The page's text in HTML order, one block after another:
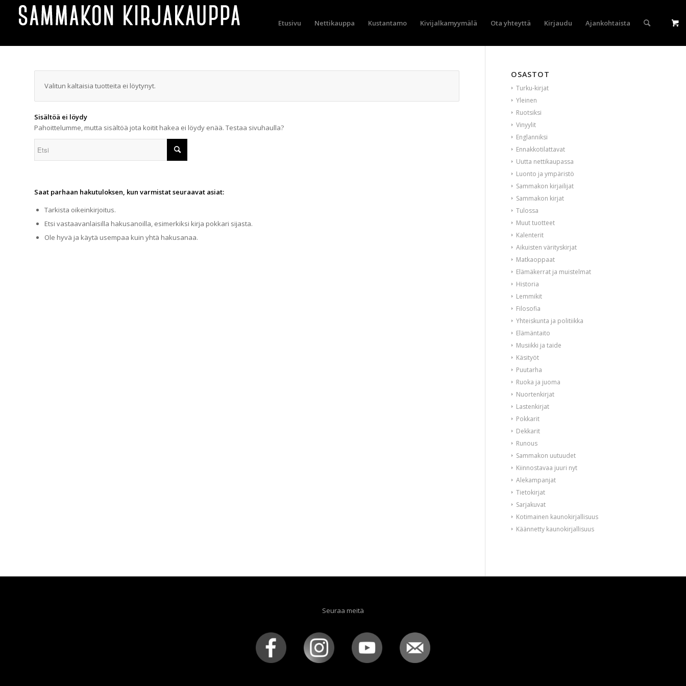
Etusivu Nettikauppa Kustantamo Kivijalkamyymälä Ota yhteyttä Kirjaudu Ajankohtaista
Valitun kaltaisia tuotteita ei löytynyt.
Sisältöä ei löydy
Pahoittelumme, mutta sisältöä jota koitit hakea ei löydy enää. Testaa sivuhaulla?
Saat parhaan hakutuloksen, kun varmistat seuraavat asiat:
Tarkista oikeinkirjoitus.
Etsi vastaavanlaisilla hakusanoilla, esimerkiksi kirja pokkari sijasta.
Ole hyvä ja käytä usempaa kuin yhtä hakusanaa.
OSASTOT
Turku-kirjat
Yleinen
Ruotsiksi
Vinyylit
Englanniksi
Ennakkotilattavat
Uutta nettikaupassa
Luonto ja ympäristö
Sammakon kirjailijat
Sammakon kirjat
Tulossa
Muut tuotteet
Kalenterit
Aikuisten värityskirjat
Matkaoppaat
Elämäkerrat ja muistelmat
Historia
Lemmikit
Filosofia
Yhteiskunta ja politiikka
Elämäntaito
Musiikki ja taide
Käsityöt
Puutarha
Ruoka ja juoma
Nuortenkirjat
Lastenkirjat
Pokkarit
Dekkarit
Runous
Sammakon uutuudet
Kiinnostavaa juuri nyt
Alekampanjat
Tietokirjat
Sarjakuvat
Kotimainen kaunokirjallisuus
Käännetty kaunokirjallisuus
Seuraa meitä